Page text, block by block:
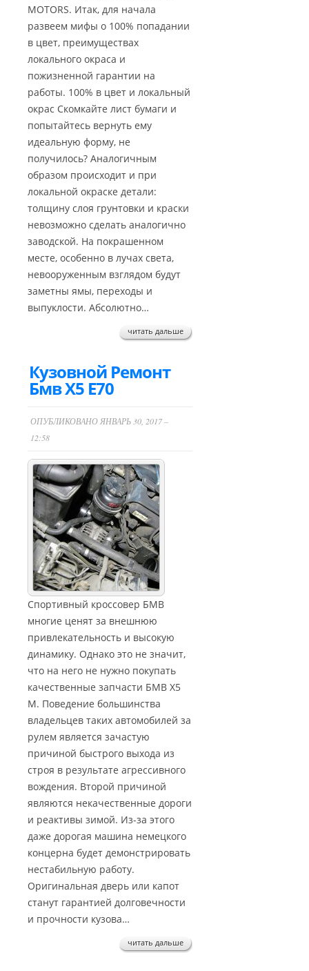
MOTORS. Итак, для начала
развеем мифы о 100% попадании
в цвет, преимуществах
локального окраса и
пожизненной гарантии на
работы. 100% в цвет и локальный
окрас Скомкайте лист бумаги и
попытайтесь вернуть ему
идеальную форму, не
получилось? Аналогичным
образом происходит и при
локальной окраске детали:
толщину слоя грунтовки и краски
невозможно сделать аналогично
заводской. На покрашенном
месте, особенно в лучах света,
невооруженным взглядом будут
заметны ямы, переходы и
выпуклости. Абсолютно…
читать дальше
Кузовной Ремонт
Бмв Х5 Е70
ОПУБЛИКОВАНО ЯНВАРЬ 30, 2017 –
12:58
Спортивный кроссовер БМВ
многие ценят за внешнюю
привлекательность и высокую
динамику. Однако это не значит,
что на него не нужно покупать
качественные запчасти БМВ X5
M. Поведение большинства
владельцев таких автомобилей за
рулем является зачастую
причиной быстрого выхода из
строя в результате агрессивного
вождения. Второй причиной
являются некачественные дороги
и реактивы зимой. Из-за этого
даже дорогая машина немецкого
концерна будет демонстрировать
нестабильную работу.
Оригинальная дверь или капот
станут гарантией долговечности
и прочности кузова…
читать дальше